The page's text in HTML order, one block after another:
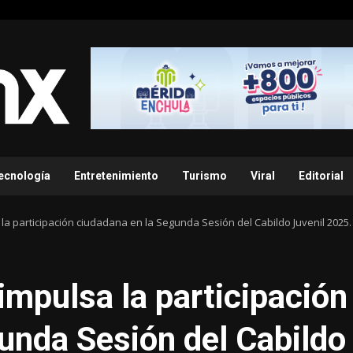
Entretenimiento Turismo Viral Editorial
participación ciudadana en la Segunda Sesión del Cabildo Juvenil 2025.
la participación
Sesión del Cabildo